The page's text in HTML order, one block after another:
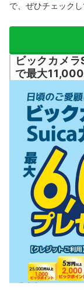
で、ぜひチェックし
ビックカメ
で最大